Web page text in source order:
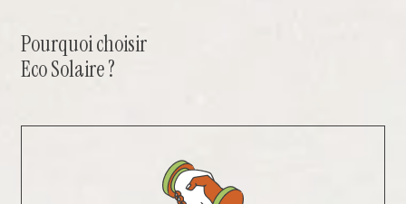
Pourquoi choisir
Eco Solaire ?